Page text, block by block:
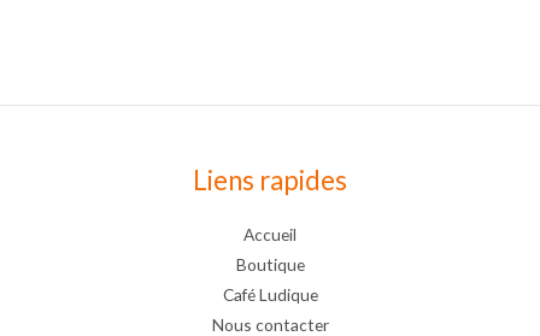
Liens rapides
Accueil
Boutique
Café Ludique
Nous contacter